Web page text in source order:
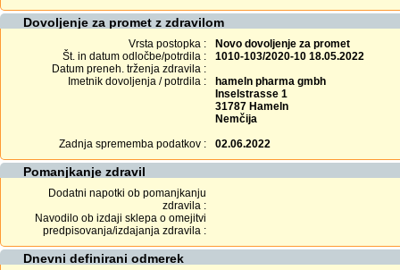
Dovoljenje za promet z zdravilom
Vrsta postopka :
Novo dovoljenje za promet
Št. in datum odločbe/potrdila :
1010-103/2020-10 18.05.2022
Datum preneh. trženja zdravila :
Imetnik dovoljenja / potrdila :
hameln pharma gmbh
Inselstrasse 1
31787 Hameln
Nemčija
Zadnja sprememba podatkov :
02.06.2022
Pomanjkanje zdravil
Dodatni napotki ob pomanjkanju
zdravila :
Navodilo ob izdaji sklepa o omejitvi
predpisovanja/izdajanja zdravila :
Dnevni definirani odmerek